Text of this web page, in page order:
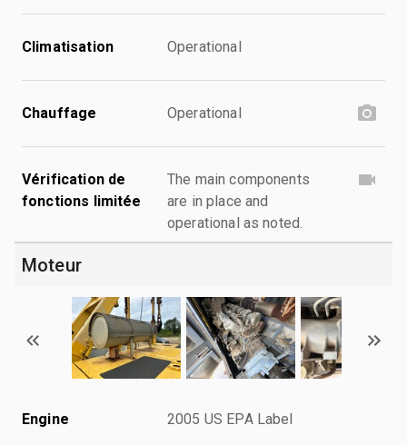
Climatisation Operational
Chauffage Operational
Vérification de
fonctions limitée
The main components
are in place and
operational as noted.
Moteur
Engine 2005 US EPA Label